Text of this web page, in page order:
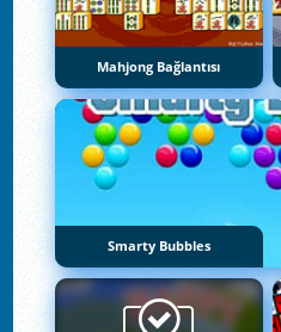
Mahjong Bağlantısı
Smarty Bubbles